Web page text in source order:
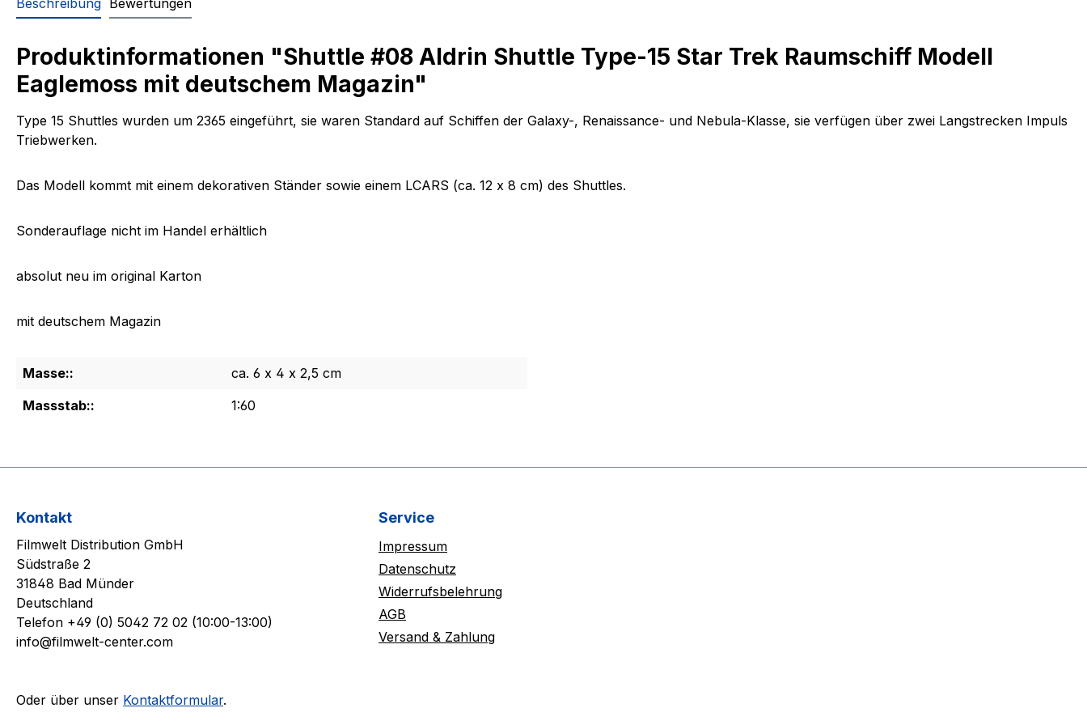
Beschreibung Bewertungen
Produktinformationen "Shuttle #08 Aldrin Shuttle Type-15 Star Trek Raumschiff Modell
Eaglemoss mit deutschem Magazin"
Type 15 Shuttles wurden um 2365 eingeführt, sie waren Standard auf Schiffen der Galaxy-, Renaissance- und Nebula-Klasse, sie verfügen über zwei Langstrecken Impuls
Triebwerken.
Das Modell kommt mit einem dekorativen Ständer sowie einem LCARS (ca. 12 x 8 cm) des Shuttles.
Sonderauflage nicht im Handel erhältlich
absolut neu im original Karton
mit deutschem Magazin
Masse::
ca. 6 x 4 x 2,5 cm
Massstab::
1:60
Kontakt
Filmwelt Distribution GmbH
Südstraße 2
31848 Bad Münder
Deutschland
Telefon +49 (0) 5042 72 02 (10:00-13:00)
info@filmwelt-center.com
Oder über unser Kontaktformular.
Service
Impressum
Datenschutz
Widerrufsbelehrung
AGB
Versand & Zahlung